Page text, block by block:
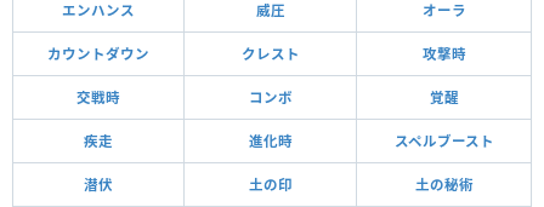
エンハンス 威圧 オーラ
カウントダウン クレスト 攻撃時
交戦時 コンボ 覚醒
疾走 進化時 スペルブースト
潜伏 土の印 土の秘術